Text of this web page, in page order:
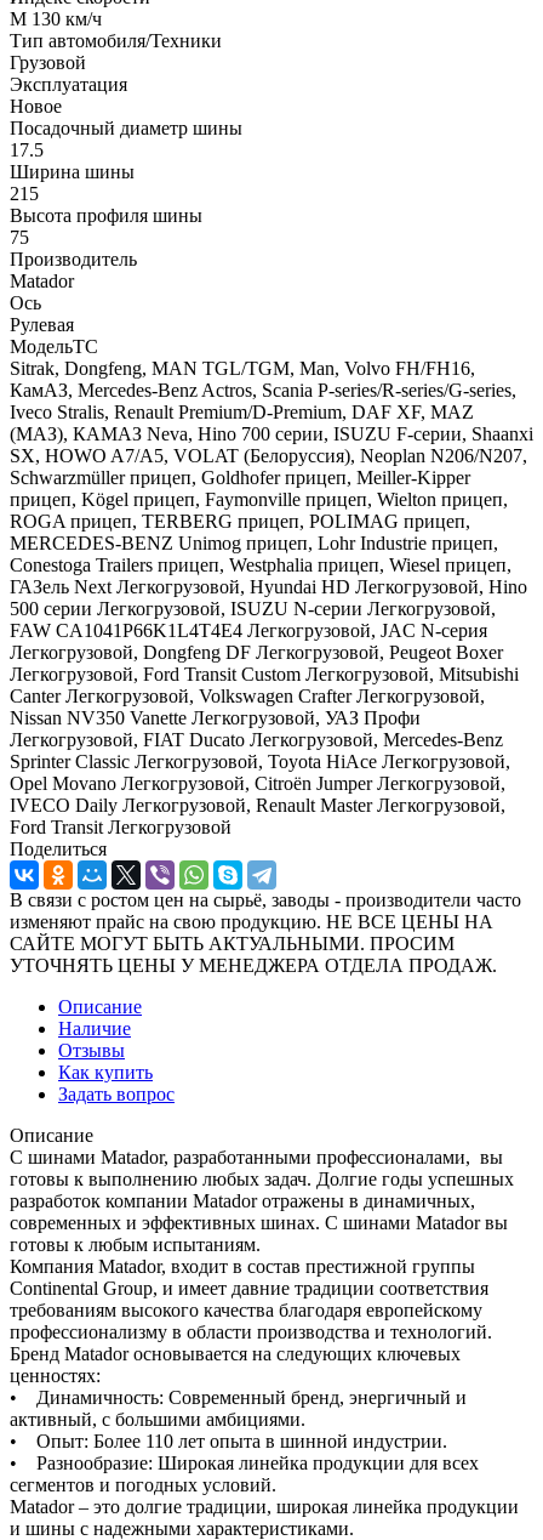
M 130 км/ч
Тип автомобиля/Техники
Грузовой
Эксплуатация
Новое
Посадочный диаметр шины
17.5
Ширина шины
215
Высота профиля шины
75
Производитель
Matador
Ось
Рулевая
МодельТС
Sitrak, Dongfeng, MAN TGL/TGM, Man, Volvo FH/FH16,
КамАЗ, Mercedes-Benz Actros, Scania P-series/R-series/G-series,
Iveco Stralis, Renault Premium/D-Premium, DAF XF, MAZ
(МАЗ), КАМАЗ Neva, Hino 700 серии, ISUZU F-серии, Shaanxi
SX, HOWO A7/A5, VOLAT (Белоруссия), Neoplan N206/N207,
Schwarzmüller прицеп, Goldhofer прицеп, Meiller-Kipper
прицеп, Kögel прицеп, Faymonville прицеп, Wielton прицеп,
ROGA прицеп, TERBERG прицеп, POLIMAG прицеп,
MERCEDES-BENZ Unimog прицеп, Lohr Industrie прицеп,
Conestoga Trailers прицеп, Westphalia прицеп, Wiesel прицеп,
ГАЗель Next Легкогрузовой, Hyundai HD Легкогрузовой, Hino
500 серии Легкогрузовой, ISUZU N-серии Легкогрузовой,
FAW CA1041P66K1L4T4E4 Легкогрузовой, JAC N-серия
Легкогрузовой, Dongfeng DF Легкогрузовой, Peugeot Boxer
Легкогрузовой, Ford Transit Custom Легкогрузовой, Mitsubishi
Canter Легкогрузовой, Volkswagen Crafter Легкогрузовой,
Nissan NV350 Vanette Легкогрузовой, УАЗ Профи
Легкогрузовой, FIAT Ducato Легкогрузовой, Mercedes-Benz
Sprinter Classic Легкогрузовой, Toyota HiAce Легкогрузовой,
Opel Movano Легкогрузовой, Citroën Jumper Легкогрузовой,
IVECO Daily Легкогрузовой, Renault Master Легкогрузовой,
Ford Transit Легкогрузовой
Поделиться
В связи с ростом цен на сырьё, заводы - производители часто
изменяют прайс на свою продукцию. НЕ ВСЕ ЦЕНЫ НА
САЙТЕ МОГУТ БЫТЬ АКТУАЛЬНЫМИ. ПРОСИМ
УТОЧНЯТЬ ЦЕНЫ У МЕНЕДЖЕРА ОТДЕЛА ПРОДАЖ.
Описание
Наличие
Отзывы
Как купить
Задать вопрос
Описание
С шинами Matador, разработанными профессионалами, вы
готовы к выполнению любых задач. Долгие годы успешных
разработок компании Matador отражены в динамичных,
современных и эффективных шинах. С шинами Matador вы
готовы к любым испытаниям.
Компания Matador, входит в состав престижной группы
Continental Group, и имеет давние традиции соответствия
требованиям высокого качества благодаря европейскому
профессионализму в области производства и технологий.
Бренд Matador основывается на следующих ключевых
ценностях:
• Динамичность: Современный бренд, энергичный и
активный, с большими амбициями.
• Опыт: Более 110 лет опыта в шинной индустрии.
• Разнообразие: Широкая линейка продукции для всех
сегментов и погодных условий.
Matador – это долгие традиции, широкая линейка продукции
и шины с надежными характеристиками.